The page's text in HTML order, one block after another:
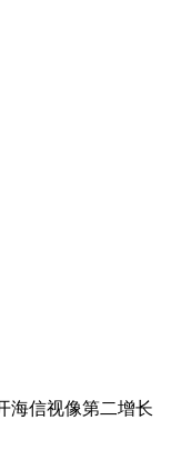
海信视像第二增长